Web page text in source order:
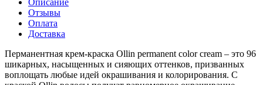
Отзывы
Оплата
Доставка
Перманентная крем-краска Ollin permanent color cream – это 96
шикарных, насыщенных и сияющих оттенков, призванных
воплощать любые идей окрашивания и колорирования. С